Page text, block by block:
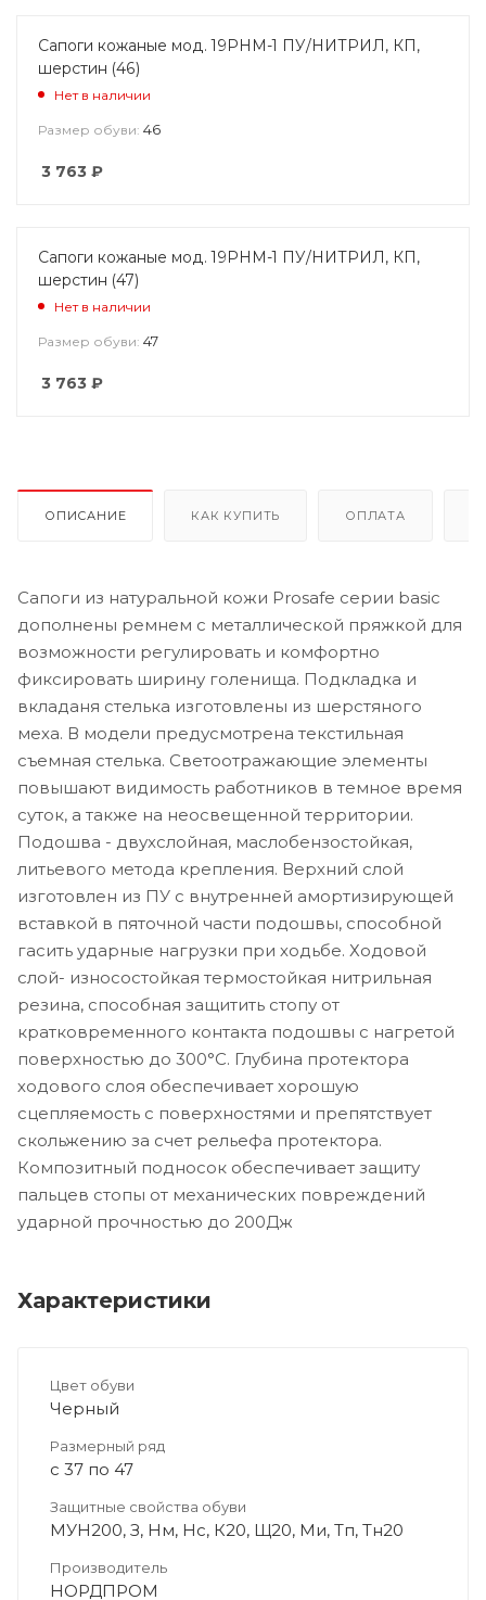
Сапоги кожаные мод. 19РНМ-1 ПУ/НИТРИЛ, КП,
шерстин (46)
Нет в наличии
Размер обуви: 46
3 763 ₽
Сапоги кожаные мод. 19РНМ-1 ПУ/НИТРИЛ, КП,
шерстин (47)
Нет в наличии
Размер обуви: 47
3 763 ₽
ОПИСАНИЕ КАК КУПИТЬ ОПЛАТА
Сапоги из натуральной кожи Prosafe серии basic
дополнены ремнем с металлической пряжкой для
возможности регулировать и комфортно
фиксировать ширину голенища. Подкладка и
вкладаня стелька изготовлены из шерстяного
меха. В модели предусмотрена текстильная
съемная стелька. Светоотражающие элементы
повышают видимость работников в темное время
суток, а также на неосвещенной территории.
Подошва - двухслойная, маслобензостойкая,
литьевого метода крепления. Верхний слой
изготовлен из ПУ с внутренней амортизирующей
вставкой в пяточной части подошвы, способной
гасить ударные нагрузки при ходьбе. Ходовой
слой- износостойкая термостойкая нитрильная
резина, способная защитить стопу от
кратковременного контакта подошвы с нагретой
поверхностью до 300°С. Глубина протектора
ходового слоя обеспечивает хорошую
сцепляемость с поверхностями и препятствует
скольжению за счет рельефа протектора.
Композитный подносок обеспечивает защиту
пальцев стопы от механических повреждений
ударной прочностью до 200Дж
Характеристики
Цвет обуви
Черный
Размерный ряд
с 37 по 47
Защитные свойства обуви
МУН200, З, Нм, Нс, К20, Щ20, Ми, Тп, Тн20
Производитель
НОРДПРОМ